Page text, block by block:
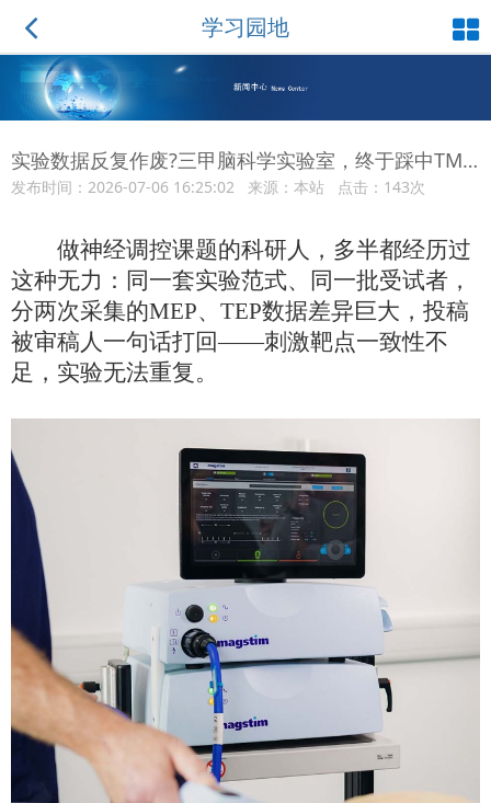
学习园地
实验数据反复作废?三甲脑科学实验室，终于踩中TMS科研经颅磁精度核心痛点
发布时间：2026-07-06 16:25:02 来源：本站 点击：143次
做神经调控课题的科研人，多半都经历过
这种无力：同一套实验范式、同一批受试者，
分两次采集的MEP、TEP数据差异巨大，投稿
被审稿人一句话打回——刺激靶点一致性不
足，实验无法重复。